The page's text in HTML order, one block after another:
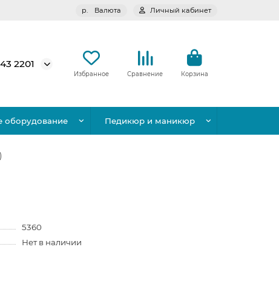
р. Валюта Личный кабинет
2201
Избранное Сравнение Корзина
оборудование Педикюр и маникюр
5360
Нет в наличии